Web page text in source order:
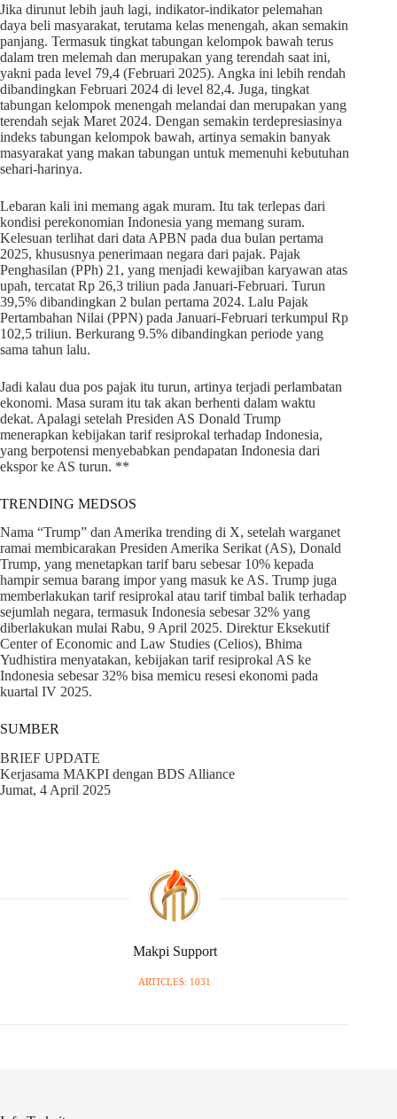
Jika dirunut lebih jauh lagi, indikator-indikator pelemahan
daya beli masyarakat, terutama kelas menengah, akan semakin
panjang. Termasuk tingkat tabungan kelompok bawah terus
dalam tren melemah dan merupakan yang terendah saat ini,
yakni pada level 79,4 (Februari 2025). Angka ini lebih rendah
dibandingkan Februari 2024 di level 82,4. Juga, tingkat
tabungan kelompok menengah melandai dan merupakan yang
terendah sejak Maret 2024. Dengan semakin terdepresiasinya
indeks tabungan kelompok bawah, artinya semakin banyak
masyarakat yang makan tabungan untuk memenuhi kebutuhan
sehari-harinya.
Lebaran kali ini memang agak muram. Itu tak terlepas dari
kondisi perekonomian Indonesia yang memang suram.
Kelesuan terlihat dari data APBN pada dua bulan pertama
2025, khususnya penerimaan negara dari pajak. Pajak
Penghasilan (PPh) 21, yang menjadi kewajiban karyawan atas
upah, tercatat Rp 26,3 triliun pada Januari-Februari. Turun
39,5% dibandingkan 2 bulan pertama 2024. Lalu Pajak
Pertambahan Nilai (PPN) pada Januari-Februari terkumpul Rp
102,5 triliun. Berkurang 9.5% dibandingkan periode yang
sama tahun lalu.
Jadi kalau dua pos pajak itu turun, artinya terjadi perlambatan
ekonomi. Masa suram itu tak akan berhenti dalam waktu
dekat. Apalagi setelah Presiden AS Donald Trump
menerapkan kebijakan tarif resiprokal terhadap Indonesia,
yang berpotensi menyebabkan pendapatan Indonesia dari
ekspor ke AS turun. **
TRENDING MEDSOS
Nama “Trump” dan Amerika trending di X, setelah warganet
ramai membicarakan Presiden Amerika Serikat (AS), Donald
Trump, yang menetapkan tarif baru sebesar 10% kepada
hampir semua barang impor yang masuk ke AS. Trump juga
memberlakukan tarif resiprokal atau tarif timbal balik terhadap
sejumlah negara, termasuk Indonesia sebesar 32% yang
diberlakukan mulai Rabu, 9 April 2025. Direktur Eksekutif
Center of Economic and Law Studies (Celios), Bhima
Yudhistira menyatakan, kebijakan tarif resiprokal AS ke
Indonesia sebesar 32% bisa memicu resesi ekonomi pada
kuartal IV 2025.
SUMBER
BRIEF UPDATE
Kerjasama MAKPI dengan BDS Alliance
Jumat, 4 April 2025
Makpi Support
ARTICLES: 1031